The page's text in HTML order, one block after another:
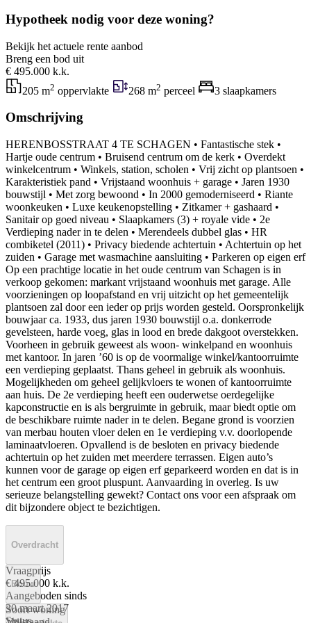
Hypotheek nodig voor deze woning?
Bekijk het actuele rente aanbod
Breng een bod uit
€ 495.000 k.k.
205 m2 oppervlakte 268 m2 perceel 3 slaapkamers
Omschrijving
HERENBOSSTRAAT 4 TE SCHAGEN • Fantastische stek •
Hartje oude centrum • Bruisend centrum om de kerk • Overdekt
winkelcentrum • Winkels, station, scholen • Vrij zicht op plantsoen •
Karakteristiek pand • Vrijstaand woonhuis + garage • Jaren 1930
bouwstijl • Met zorg bewoond • In 2000 gemoderniseerd • Riante
woonkeuken • Luxe keukenopstelling • Zitkamer + gashaard •
Sanitair op goed niveau • Slaapkamers (3) + royale vide • 2e
Verdieping nader in te delen • Merendeels dubbel glas • HR
combiketel (2011) • Privacy biedende achtertuin • Achtertuin op het
zuiden • Garage met wasmachine aansluiting • Parkeren op eigen erf
Op een prachtige locatie in het oude centrum van Schagen is in
verkoop gekomen: markant vrijstaand woonhuis met garage. Alle
voorzieningen op loopafstand en vrij uitzicht op het gemeentelijk
plantsoen zal door een ieder op prijs worden gesteld. Oorspronkelijk
bouwjaar ca. 1933, dus jaren 1930 bouwstijl o.a. donkerrode
gevelsteen, harde voeg, glas in lood en brede dakgoot overstekken.
Voorheen in gebruik geweest als woon- winkelpand en woonhuis
met kantoor. In jaren ’60 is op de voormalige winkel/kantoorruimte
een verdieping geplaatst. Thans geheel in gebruik als woonhuis.
Mogelijkheden om geheel gelijkvloers te wonen of kantoorruimte
aan huis. De 2e verdieping heeft een ouderwetse oerdegelijke
kapconstructie en is als bergruimte in gebruik, maar biedt optie om
de beschikbare ruimte nader in te delen. Begane grond is voorzien
van merbau houten vloer delen en 1e verdieping v.v. doorlopende
laminaatvloeren. Opvallend is de besloten en privacy biedende
achtertuin op het zuiden met meerdere terrassen. Eigen auto’s
kunnen voor de garage op eigen erf geparkeerd worden en dat is in
het centrum een groot pluspunt. Aanvaarding in overleg. Is uw
serieuze belangstelling gewekt? Contact ons voor een afspraak om
dit bijzondere object te bezichtigen.
Overdracht
Vraagprijs
€ 495.000 k.k.
Aangeboden sinds
30 maart 2017
Status
Bouw
Soort woning